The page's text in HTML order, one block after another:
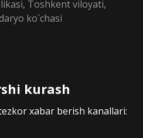
Toshkent viloyati,
ko`chasi
kurash
xabar berish kanallari: